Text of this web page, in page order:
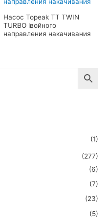
Насос Topeak TT TWIN
TURBO lвойного
направления накачивания
(1)
(277)
(6)
(7)
(23)
(5)